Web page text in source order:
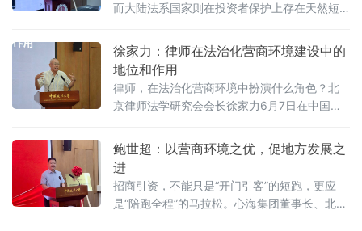
而大陆法系国家则在投资者保护上存在天然短
长背后是否隐藏着法治短板？中国政法大学商
学院教授、法治化营商环境建设与数字金融研
究课题组组长胡继晔6月7日在该校研究中心揭
牌仪式既同期举办的“法治筑基、商业有序——
地方政府促进招商引资和高质量发展路径”法治
以
徐家力：律师在法治化营商环境建设中的
地位和作用
律师，在法治化营商环境中扮演什么角色？北
京律师法学研究会会长徐家力6月7日在中国政
心揭牌仪式既同期举办的“法治筑基、商业有序
——地方政府促进招商引资和高质量发展路
径”法治化营商环境建设（公益）大讲堂2026首
期活动上给出明确答案：律师不仅是法律的实
践者，更是连接政府、市场与司法的法治纽
鲍世超：以营商环境之优，促地方发展之
进
招商引资，不能只是“开门引客”的短跑，更应
是“陪跑全程”的马拉松。心海集团董事长、北京